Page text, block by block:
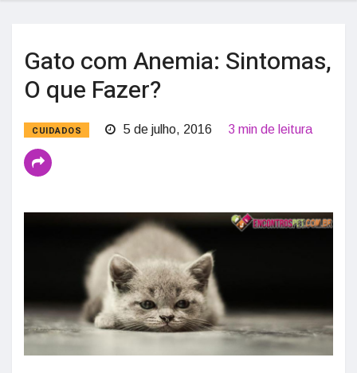
Gato com Anemia: Sintomas,
O que Fazer?
CUIDADOS 5 de julho, 2016 3 min de leitura